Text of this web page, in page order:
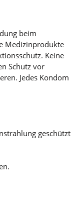
beim
Medizinprodukte
Keine
Schutz vor
Jedes Kondom
geschützt